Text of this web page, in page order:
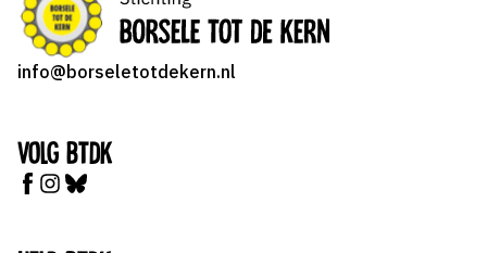
info@borseletotdekern.nl
Volg BTDK